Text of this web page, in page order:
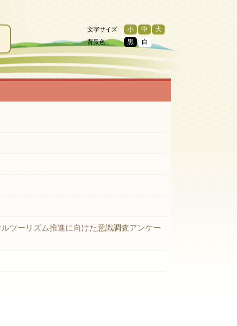
文字サイズ 小 中 大
背景色 黒 白
ツーリズム推進に向けた意識調査アンケー